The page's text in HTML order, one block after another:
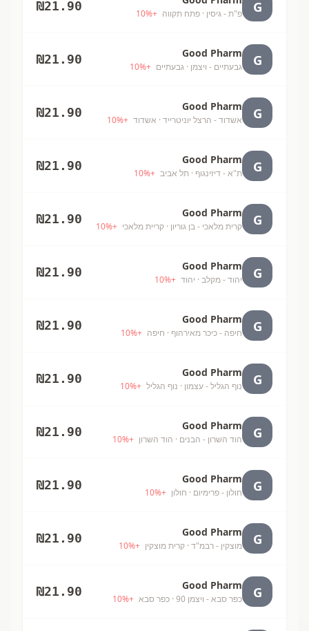
G פ"ת - גיסין · פתח תקווה +
10%
₪21.90
G
Good Pharm
גבעתיים - ויצמן · גבעתיים +
10%
₪21.90
G
Good Pharm
אשדוד - הרצל יוניטרייד · אשדוד +
10%
₪21.90
G
Good Pharm
ת"א - דיזינגוף · תל אביב +
10%
₪21.90
G
Good Pharm
קרית מלאכי - בן גוריון · קריית מלאכי +
10%
₪21.90
G
Good Pharm
יהוד - מקלב · יהוד +
10%
₪21.90
G
Good Pharm
חיפה - כיכר מאירהוף · חיפה +
10%
₪21.90
G
Good Pharm
נוף הגליל - עצמון · נוף הגליל +
10%
₪21.90
G
Good Pharm
הוד השרון - הבנים · הוד השרון +
10%
₪21.90
G
Good Pharm
חולון - פרימיום · חולון +
10%
₪21.90
G
Good Pharm
מוצקין - רבמ"ד · קרית מוצקין +
10%
₪21.90
G
Good Pharm
כפר סבא - ויצמן 90 · כפר סבא +
10%
₪21.90